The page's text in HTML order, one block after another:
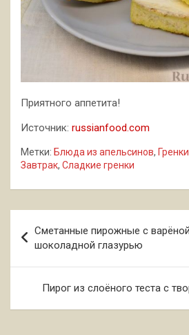
Приятного аппетита!
Источник: russianfood.com
Метки: Блюда из апельсинов,
Завтрак, Сладкие гренки
по
записям
Сметанные пирожные с
шоколадной глазурью
Пирог из слоёного теста с